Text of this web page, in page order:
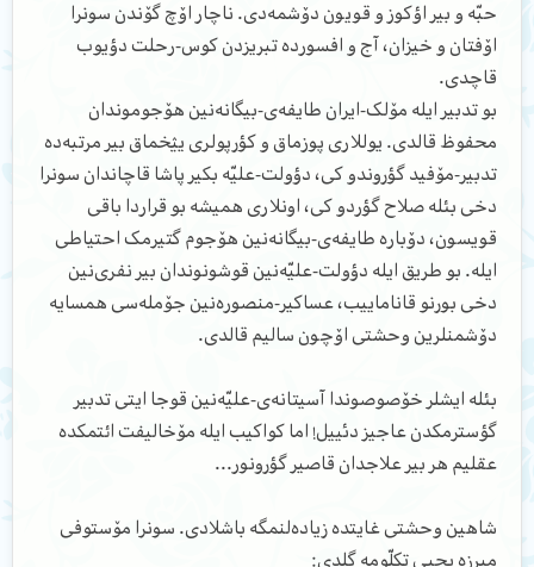
حبّه و بیر اؤکوز و قویون دۆشمه‌دی. ناچار اۆچ گۆندن سونرا
اۆفتان و خیزان، آج و افسورده تبریزدن کوس-رحلت دؤیوب
قاچدی.
بو تدبیر ایله مۆلک-ایران طایفه‌ی-بیگانه‌نین هۆجوموندان
محفوظ قالدی. یوللاری پوزماق و کؤرپولری یؽخماق بیر مرتبه‌ده
تدبیر-مۆفید گؤروندو کی، دؤولت-علیّه بکیر پاشا قاچاندان سونرا
دخی بئله صلاح گؤردو کی، اونلاری همیشه بو قراردا باقی
قویسون، دۆباره طایفه‌ی-بیگانه‌نین هۆجوم گتیرمک احتیاطی
ایله. بو طریق ایله دؤولت-علیّه‌نین قوشونوندان بیر نفری‌نین
دخی بورنو قاناماییب، عساکیر-منصوره‌نین ج‍ۆمله‌سی همسایه
دۆشمنلرین وحشتی اۆچون سالیم قالدی.
بئله ایشلر خۆصوصوندا آسیتانه‌ی-علیّه‌نین قوجا ایتی تدبیر
گؤسترمکدن عاجیز دئییل! اما کواکیب ایله مۆخالیفت ائتمکده
عقلیم هر بیر علاجدان قاصیر گؤرونور...
شاهین وحشتی غایتده زیاده‌لنمگه باشلادی. سونرا مۆستوفی
میرزه یحیی تکلّومه گلدی: